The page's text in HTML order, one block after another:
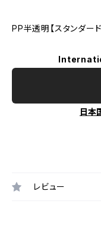
PP半透明【スタンダー
日本
レビュー